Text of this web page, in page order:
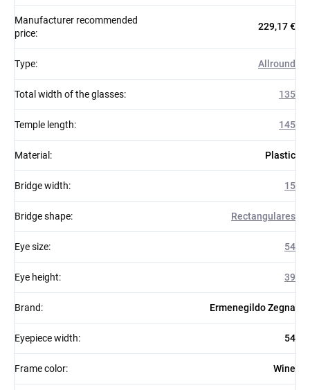
Manufacturer recommended
price:
229,17 €
Type: Allround
Total width of the glasses: 135
Temple length: 145
Material : Plastic
Bridge width: 15
Bridge shape: Rectangulares
Eye size: 54
Eye height: 39
Brand: Ermenegildo Zegna
Eyepiece width: 54
Frame color: Wine